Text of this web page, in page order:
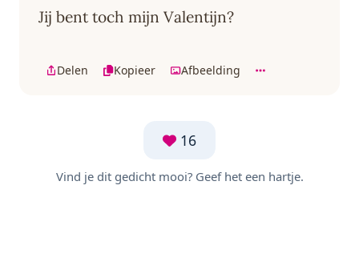
Jij bent toch mijn Valentijn?
Delen Kopieer Afbeelding
16
Vind je dit gedicht mooi? Geef het een hartje.